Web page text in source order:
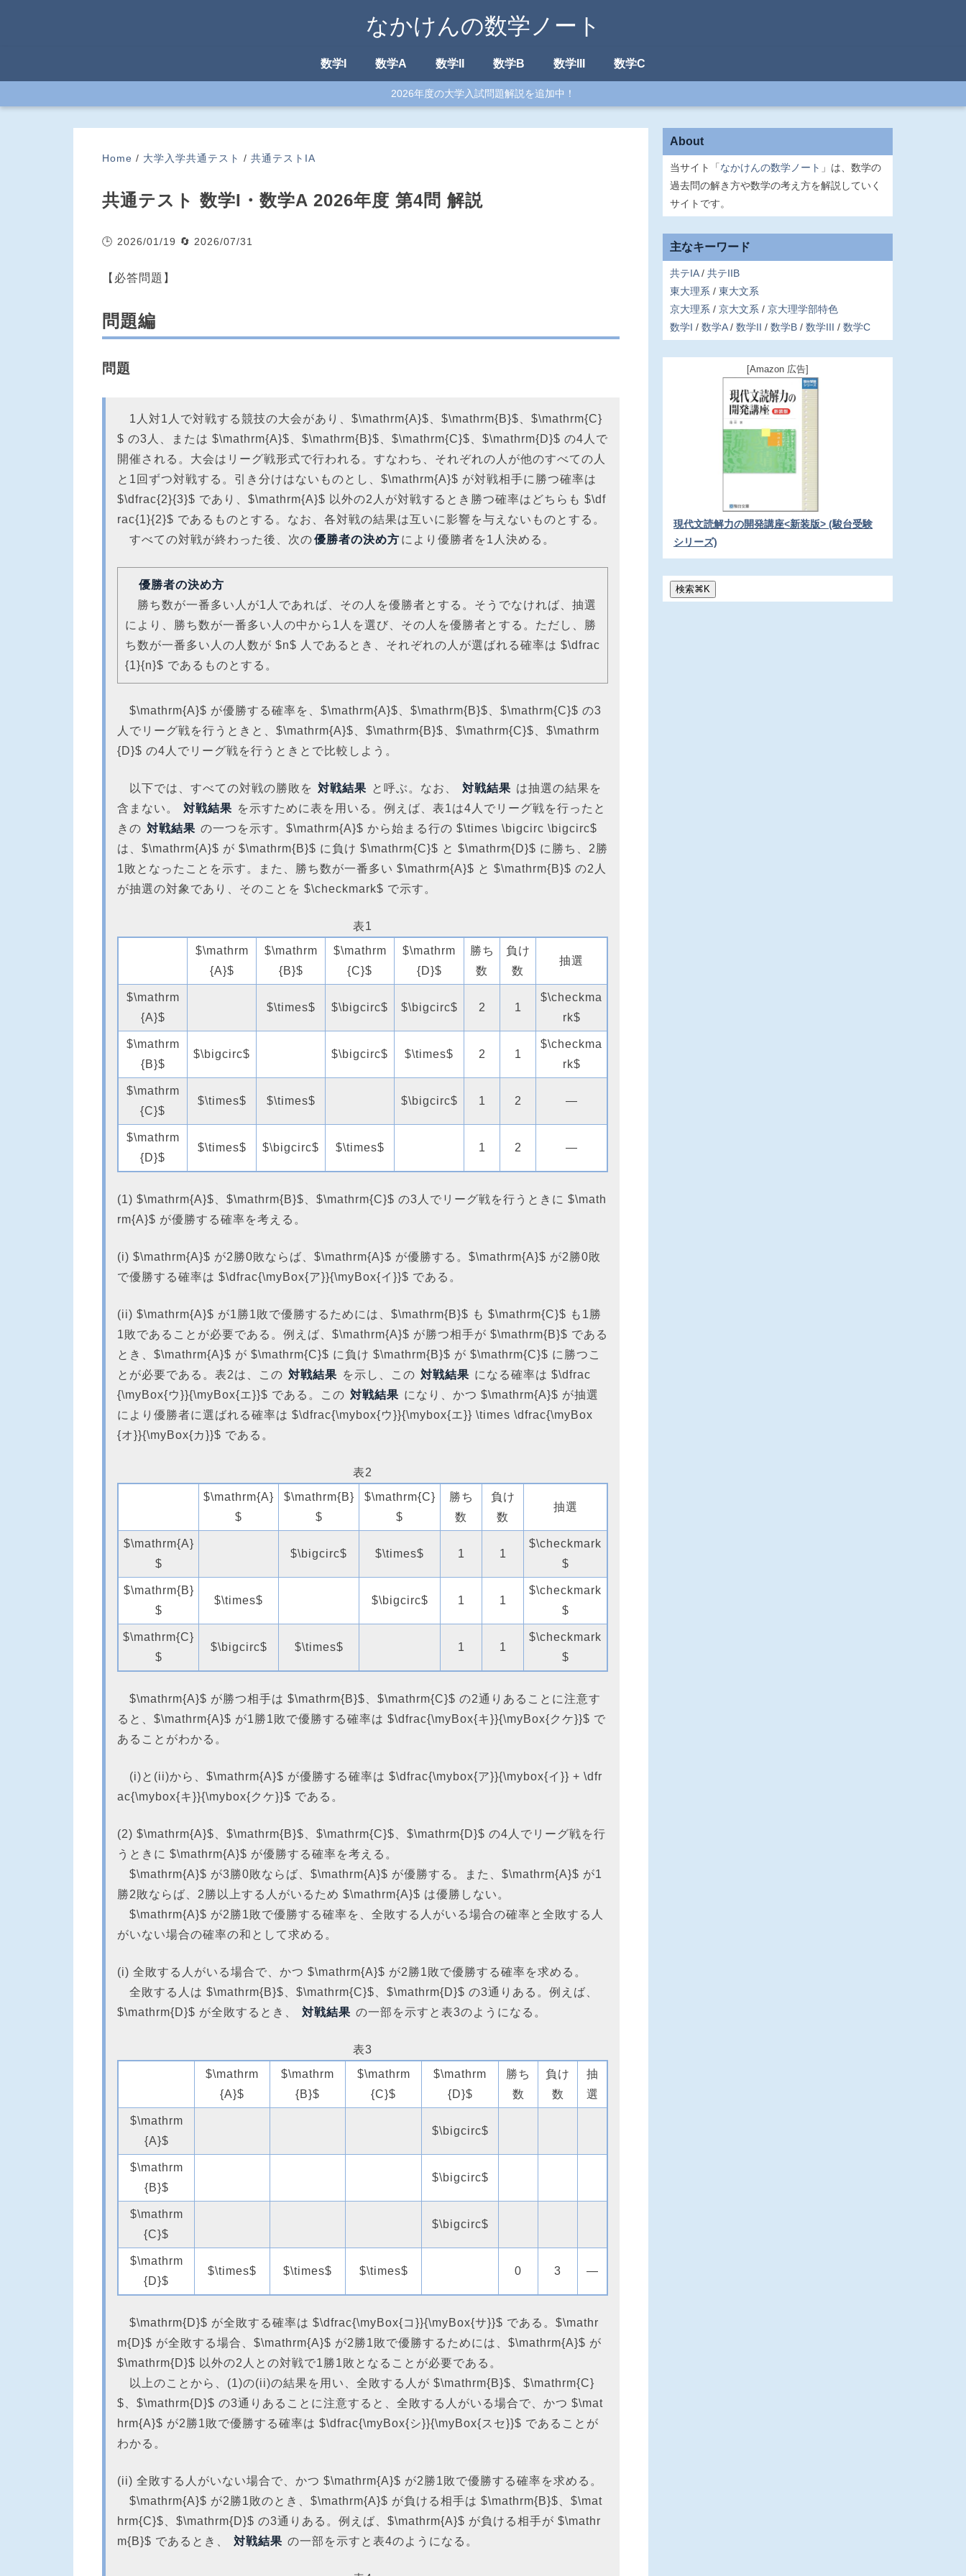
なかけんの数学ノート
数学I 数学A 数学II 数学B 数学III 数学C
2026年度の大学入試問題解説を追加中！
Home / 大学入学共通テスト / 共通テストIA
共通テスト 数学I・数学A 2026年度 第4問 解説
🕒 2026/01/19 🔄 2026/07/31
【必答問題】
問題編
問題
1人対1人で対戦する競技の大会があり、$\mathrm{A}$、$\mathrm{B}$、$\mathrm{C}
$ の3人、または $\mathrm{A}$、$\mathrm{B}$、$\mathrm{C}$、$\mathrm{D}$ の4人で
開催される。大会はリーグ戦形式で行われる。すなわち、それぞれの人が他のすべての人
と1回ずつ対戦する。引き分けはないものとし、$\mathrm{A}$ が対戦相手に勝つ確率は
$\dfrac{2}{3}$ であり、$\mathrm{A}$ 以外の2人が対戦するとき勝つ確率はどちらも $\df
rac{1}{2}$ であるものとする。なお、各対戦の結果は互いに影響を与えないものとする。
すべての対戦が終わった後、次の優勝者の決め方 により優勝者を1人決める。
優勝者の決め方
勝ち数が一番多い人が1人であれば、その人を優勝者とする。そうでなければ、抽選
により、勝ち数が一番多い人の中から1人を選び、その人を優勝者とする。ただし、勝
ち数が一番多い人の人数が $n$ 人であるとき、それぞれの人が選ばれる確率は $\dfrac
{1}{n}$ であるものとする。
$\mathrm{A}$ が優勝する確率を、$\mathrm{A}$、$\mathrm{B}$、$\mathrm{C}$ の3
人でリーグ戦を行うときと、$\mathrm{A}$、$\mathrm{B}$、$\mathrm{C}$、$\mathrm
{D}$ の4人でリーグ戦を行うときとで比較しよう。
以下では、すべての対戦の勝敗を 対戦結果 と呼ぶ。なお、 対戦結果 は抽選の結果を
含まない。
対戦結果 を示すために表を用いる。例えば、表1は4人でリーグ戦を行ったと
きの 対戦結果 の一つを示す。$\mathrm{A}$ から始まる行の $\times \bigcirc \bigcirc$
は、$\mathrm{A}$ が $\mathrm{B}$ に負け $\mathrm{C}$ と $\mathrm{D}$ に勝ち、2勝
1敗となったことを示す。また、勝ち数が一番多い $\mathrm{A}$ と $\mathrm{B}$ の2人
が抽選の対象であり、そのことを $\checkmark$ で示す。
表1
$\mathrm
{A}$
$\mathrm
{B}$
$\mathrm
{C}$
$\mathrm
{D}$
勝ち
数
負け
数
抽選
$\mathrm
{A}$
$\times$ $\bigcirc$ $\bigcirc$ 2 1
$\checkma
rk$
$\mathrm
{B}$
$\bigcirc$ $\bigcirc$ $\times$ 2 1
$\checkma
rk$
$\mathrm
{C}$
$\times$ $\times$ $\bigcirc$ 1 2 ―
$\mathrm
{D}$
$\times$ $\bigcirc$ $\times$ 1 2 ―
(1) $\mathrm{A}$、$\mathrm{B}$、$\mathrm{C}$ の3人でリーグ戦を行うときに $\math
rm{A}$ が優勝する確率を考える。
(i) $\mathrm{A}$ が2勝0敗ならば、$\mathrm{A}$ が優勝する。$\mathrm{A}$ が2勝0敗
で優勝する確率は $\dfrac{\myBox{ア}}{\myBox{イ}}$ である。
(ii) $\mathrm{A}$ が1勝1敗で優勝するためには、$\mathrm{B}$ も $\mathrm{C}$ も1勝
1敗であることが必要である。例えば、$\mathrm{A}$ が勝つ相手が $\mathrm{B}$ である
とき、$\mathrm{A}$ が $\mathrm{C}$ に負け $\mathrm{B}$ が $\mathrm{C}$ に勝つこ
とが必要である。表2は、この 対戦結果 を示し、この 対戦結果 になる確率は $\dfrac
{\myBox{ウ}}{\myBox{エ}}$ である。この 対戦結果 になり、かつ $\mathrm{A}$ が抽選
により優勝者に選ばれる確率は $\dfrac{\mybox{ウ}}{\mybox{エ}} \times \dfrac{\myBox
{オ}}{\myBox{カ}}$ である。
表2
$\mathrm{A}
$
$\mathrm{B}
$
$\mathrm{C}
$
勝ち
数
負け
数
抽選
$\mathrm{A}
$
$\bigcirc$ $\times$ 1 1
$\checkmark
$
$\mathrm{B}
$
$\times$ $\bigcirc$ 1 1
$\checkmark
$
$\mathrm{C}
$
$\bigcirc$ $\times$ 1 1
$\checkmark
$
$\mathrm{A}$ が勝つ相手は $\mathrm{B}$、$\mathrm{C}$ の2通りあることに注意す
ると、$\mathrm{A}$ が1勝1敗で優勝する確率は $\dfrac{\myBox{キ}}{\myBox{クケ}}$ で
あることがわかる。
(i)と(ii)から、$\mathrm{A}$ が優勝する確率は $\dfrac{\mybox{ア}}{\mybox{イ}} + \dfr
ac{\mybox{キ}}{\mybox{クケ}}$ である。
(2) $\mathrm{A}$、$\mathrm{B}$、$\mathrm{C}$、$\mathrm{D}$ の4人でリーグ戦を行
うときに $\mathrm{A}$ が優勝する確率を考える。
$\mathrm{A}$ が3勝0敗ならば、$\mathrm{A}$ が優勝する。また、$\mathrm{A}$ が1
勝2敗ならば、2勝以上する人がいるため $\mathrm{A}$ は優勝しない。
$\mathrm{A}$ が2勝1敗で優勝する確率を、全敗する人がいる場合の確率と全敗する人
がいない場合の確率の和として求める。
(i) 全敗する人がいる場合で、かつ $\mathrm{A}$ が2勝1敗で優勝する確率を求める。
全敗する人は $\mathrm{B}$、$\mathrm{C}$、$\mathrm{D}$ の3通りある。例えば、
$\mathrm{D}$ が全敗するとき、
対戦結果 の一部を示すと表3のようになる。
表3
$\mathrm
{A}$
$\mathrm
{B}$
$\mathrm
{C}$
$\mathrm
{D}$
勝ち
数
負け
数
抽
選
$\mathrm
{A}$
$\bigcirc$
$\mathrm
{B}$
$\bigcirc$
$\mathrm
{C}$
$\bigcirc$
$\mathrm
{D}$
$\times$ $\times$ $\times$ 0 3 ―
$\mathrm{D}$ が全敗する確率は $\dfrac{\myBox{コ}}{\myBox{サ}}$ である。$\mathr
m{D}$ が全敗する場合、$\mathrm{A}$ が2勝1敗で優勝するためには、$\mathrm{A}$ が
$\mathrm{D}$ 以外の2人との対戦で1勝1敗となることが必要である。
以上のことから、(1)の(ii)の結果を用い、全敗する人が $\mathrm{B}$、$\mathrm{C}
$、$\mathrm{D}$ の3通りあることに注意すると、全敗する人がいる場合で、かつ $\mat
hrm{A}$ が2勝1敗で優勝する確率は $\dfrac{\myBox{シ}}{\myBox{スセ}}$ であることが
わかる。
(ii) 全敗する人がいない場合で、かつ $\mathrm{A}$ が2勝1敗で優勝する確率を求める。
$\mathrm{A}$ が2勝1敗のとき、$\mathrm{A}$ が負ける相手は $\mathrm{B}$、$\mat
hrm{C}$、$\mathrm{D}$ の3通りある。例えば、$\mathrm{A}$ が負ける相手が $\mathr
m{B}$ であるとき、
対戦結果 の一部を示すと表4のようになる。
About
当サイト「なかけんの数学ノート 」は、数学の
過去問の解き方や数学の考え方を解説していく
サイトです。
主なキーワード
共テIA
共テIIB
東大理系
東大文系
京大理系
京大文系
京大理学部特色
数学I
数学A 数学II 数学B 数学III 数学C
[Amazon 広告]
現代文読解力の開発講座<新装版> (駿台受験
シリーズ)
検索⌘K